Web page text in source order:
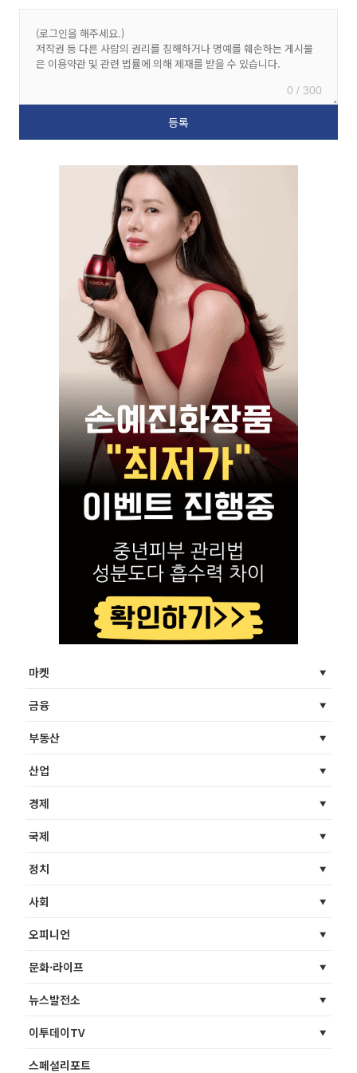
0 / 300
마켓
금융
부동산
산업
경제
국제
정치
사회
오피니언
문화·라이프
뉴스발전소
이투데이TV
스페셜리포트